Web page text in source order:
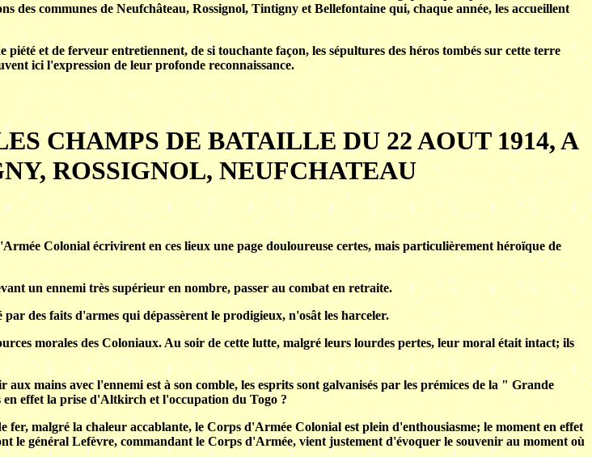
communes de Neufchâteau, Rossignol, Tintigny et Bellefontaine qui, chaque année, les accueillent
et de ferveur entretiennent, de si touchante façon, les sépultures des héros tombés sur cette terre
ici l'expression de leur profonde reconnaissance.
CHAMPS DE BATAILLE DU 22 AOUT 1914, A
ROSSIGNOL, NEUFCHATEAU
Colonial écrivirent en ces lieux une page douloureuse certes, mais particulièrement héroïque de
un ennemi très supérieur en nombre, passer au combat en retraite.
des faits d'armes qui dépassèrent le prodigieux, n'osât les harceler.
morales des Coloniaux. Au soir de cette lutte, malgré leurs lourdes pertes, leur moral était intact; ils
mains avec l'ennemi est à son comble, les esprits sont galvanisés par les prémices de la " Grande
en effet la prise d'Altkirch et l'occupation du Togo ?
malgré la chaleur accablante, le Corps d'Armée Colonial est plein d'enthousiasme; le moment en effet
le général Lefèvre, commandant le Corps d'Armée, vient justement d'évoquer le souvenir au moment où